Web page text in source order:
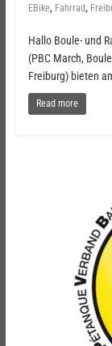
EBike, Fahrrad,
Hallo Boule- und
(PBC March,
Freiburg) bieten
Read more